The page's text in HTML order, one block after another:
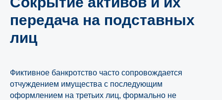
передача на подставных
лиц
Фиктивное банкротство часто сопровождается
отчуждением имущества с последующим
оформлением на третьих лиц, формально не